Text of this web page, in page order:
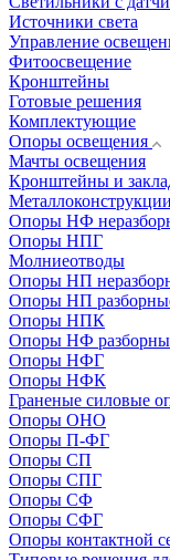
Источники света
Управление
Фитоосвещение
Кронштейны
Готовые решения
Комплектующие
Опоры освещения
Мачты освещения
Кронштейны и
Опоры НФ
Опоры НПГ
Молниеотводы
Опоры НП
Опоры НП
Опоры НПК
Опоры НФ
Опоры НФГ
Опоры НФК
Граненые силовые
Опоры ОНО
Опоры П-ФГ
Опоры СП
Опоры СПГ
Опоры СФ
Опоры СФГ
Опоры контактной